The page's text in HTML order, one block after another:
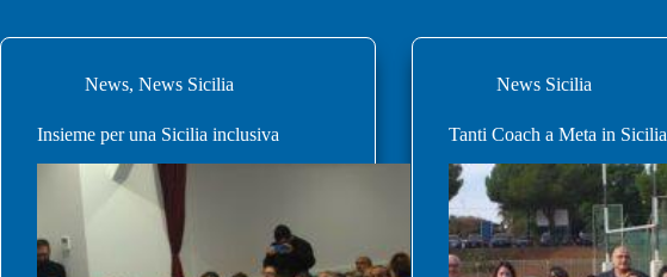
News, News Sicilia
Insieme per una Sicilia inclusiva
News Sicilia
Tanti Coach a Meta in Sicilia